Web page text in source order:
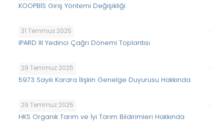
KOOPBİS Giriş Yöntemi Değişikliği
31 Temmuz 2025
IPARD III Yedinci Çağrı Dönemi Toplantısı
29 Temmuz 2025
5973 Sayılı Karara İlişkin Genelge Duyurusu Hakkında
29 Temmuz 2025
HKS Organik Tarım ve İyi Tarım Bildirimleri Hakkında